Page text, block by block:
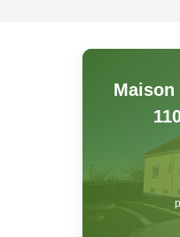
Maison